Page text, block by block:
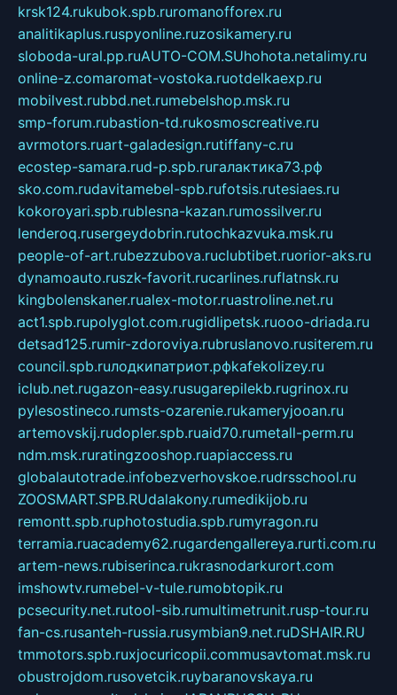
krsk124.rukubok.spb.ruromanofforex.ru
analitikaplus.ruspyonline.ruzosikamery.ru
sloboda-ural.pp.ruAUTO-COM.SUhohota.netalimy.ru
online-z.comaromat-vostoka.ruotdelkaexp.ru
mobilvest.rubbd.net.rumebelshop.msk.ru
smp-forum.rubastion-td.rukosmoscreative.ru
avrmotors.ruart-galadesign.rutiffany-c.ru
ecostep-samara.rud-p.spb.ruгалактика73.рф
sko.com.rudavitamebel-spb.rufotsis.rutesiaes.ru
kokoroyari.spb.rublesna-kazan.rumossilver.ru
lenderoq.rusergeydobrin.rutochkazvuka.msk.ru
people-of-art.rubezzubova.ruclubtibet.ruorior-aks.ru
dynamoauto.ruszk-favorit.rucarlines.ruflatnsk.ru
kingbolenskaner.rualex-motor.ruastroline.net.ru
act1.spb.rupolyglot.com.rugidlipetsk.ruooo-driada.ru
detsad125.rumir-zdoroviya.rubruslanovo.rusiterem.ru
council.spb.ruлодкипатриот.рфkafekolizey.ru
iclub.net.rugazon-easy.rusugarepilekb.rugrinox.ru
pylesostineco.rumsts-ozarenie.rukameryjooan.ru
artemovskij.rudopler.spb.ruaid70.rumetall-perm.ru
ndm.msk.ruratingzooshop.ruapiaccess.ru
globalautotrade.infobezverhovskoe.rudrsschool.ru
ZOOSMART.SPB.RUdalakony.rumedikijob.ru
remontt.spb.ruphotostudia.spb.rumyragon.ru
terramia.ruacademy62.rugardengallereya.rurti.com.ru
artem-news.rubiserinca.rukrasnodarkurort.com
imshowtv.rumebel-v-tule.rumobtopik.ru
pcsecurity.net.rutool-sib.rumultimetrunit.rusp-tour.ru
fan-cs.rusanteh-russia.rusymbian9.net.ruDSHAIR.RU
tmmotors.spb.ruxjocuricopii.commusavtomat.msk.ru
obustrojdom.rusovetcik.ruybaranovskaya.ru